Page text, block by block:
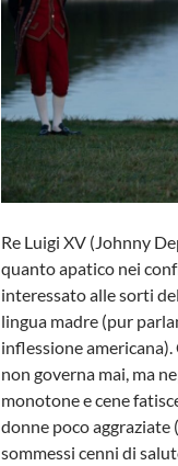
Re Luigi XV (Johnny
quanto apatico nei
interessato alle sorti
lingua madre (pur
inflessione
non governa mai, ma
monotone e cene
donne poco aggraziate
sommessi cenni di